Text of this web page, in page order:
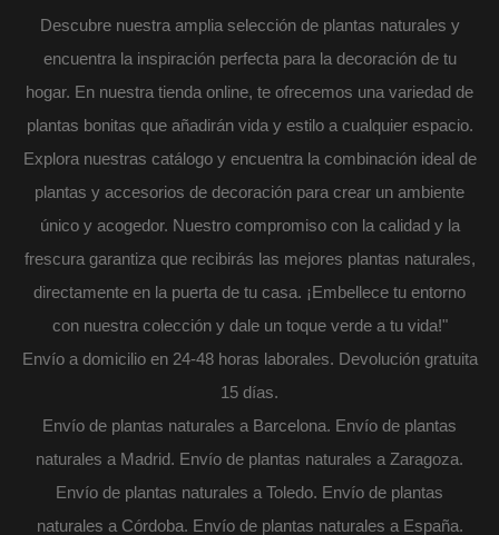
Descubre nuestra amplia selección de plantas naturales y
encuentra la inspiración perfecta para la decoración de tu
hogar. En nuestra tienda online, te ofrecemos una variedad de
plantas bonitas que añadirán vida y estilo a cualquier espacio.
Explora nuestras catálogo y encuentra la combinación ideal de
plantas y accesorios de decoración para crear un ambiente
único y acogedor. Nuestro compromiso con la calidad y la
frescura garantiza que recibirás las mejores plantas naturales,
directamente en la puerta de tu casa. ¡Embellece tu entorno
con nuestra colección y dale un toque verde a tu vida!"
Envío a domicilio en 24-48 horas laborales. Devolución gratuita
15 días.
Envío de plantas naturales a Barcelona. Envío de plantas
naturales a Madrid. Envío de plantas naturales a Zaragoza.
Envío de plantas naturales a Toledo. Envío de plantas
naturales a Córdoba. Envío de plantas naturales a España.